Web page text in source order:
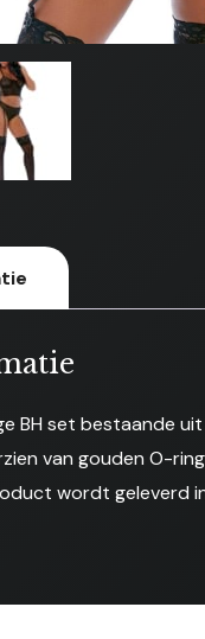
BH set bestaande
van gouden O-
wordt geleverd